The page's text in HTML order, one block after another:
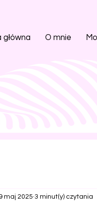
O mnie
maj 2025 3 minut(y) czytania